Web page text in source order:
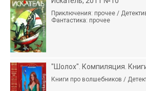
Приключения: прочее /
Фантастика: прочее
"Шолох". Компиляция.
Книги про волшебников /